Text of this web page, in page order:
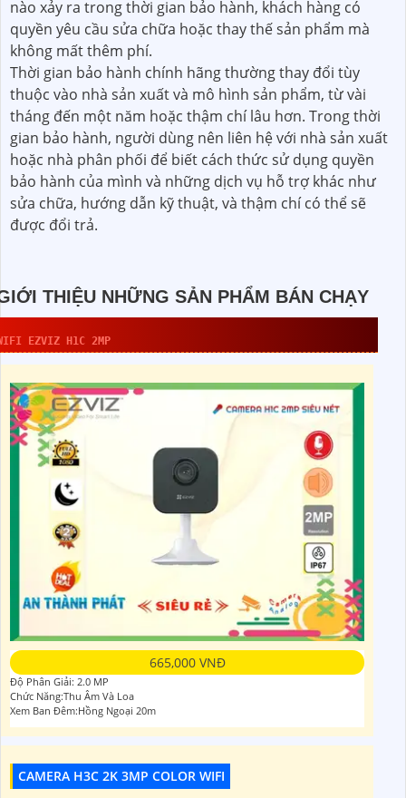
nào xảy ra trong thời gian bảo hành, khách hàng có
quyền yêu cầu sửa chữa hoặc thay thế sản phẩm mà
không mất thêm phí.
Thời gian bảo hành chính hãng thường thay đổi tùy
thuộc vào nhà sản xuất và mô hình sản phẩm, từ vài
tháng đến một năm hoặc thậm chí lâu hơn. Trong thời
gian bảo hành, người dùng nên liên hệ với nhà sản xuất
hoặc nhà phân phối để biết cách thức sử dụng quyền
bảo hành của mình và những dịch vụ hỗ trợ khác như
sửa chữa, hướng dẫn kỹ thuật, và thậm chí có thể sẽ
được đổi trả.
THIỆU NHỮNG SẢN PHẨM BÁN CHẠY
EZVIZ H1C 2MP
665,000 VNĐ
Độ Phân Giải: 2.0 MP
Chức Năng:Thu Âm Và Loa
Xem Ban Đêm:Hồng Ngoại 20m
CAMERA H3C 2K 3MP COLOR WIFI